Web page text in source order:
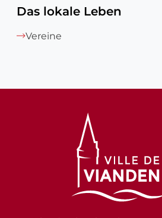
Das lokale Leben
Vereine